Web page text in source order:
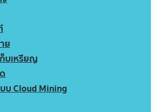
ย
ก็บเหรียญ
บ Cloud Mining